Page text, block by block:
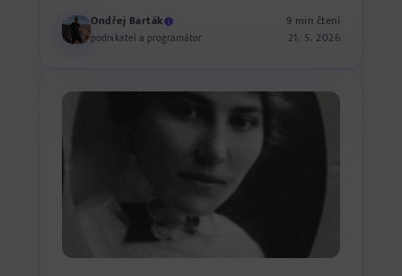
Ondřej Barták
podnikatel a programátor
9 min čtení
21. 5. 2026